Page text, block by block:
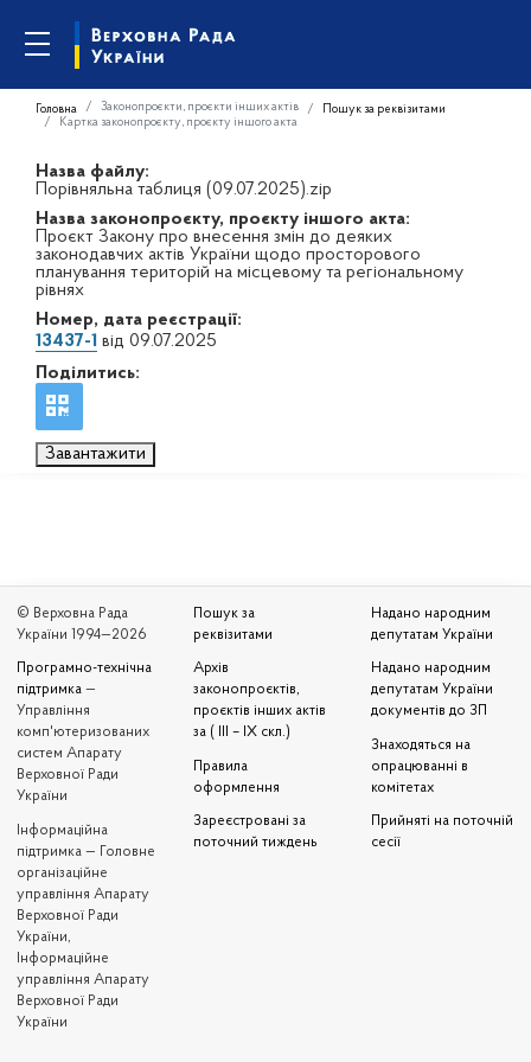
Головна Законопроєкти, проєкти інших актів
Пошук за реквізитами
Картка законопроєкту, проєкту іншого акта
Назва файлу:
Порівняльна таблиця (09.07.2025).zip
Назва законопроєкту, проєкту іншого акта:
Проєкт Закону про внесення змін до деяких
законодавчих актів України щодо просторового
планування територій на місцевому та регіональному
рівнях
Номер, дата реєстрації:
13437-1 від 09.07.2025
Поділитись:
Завантажити
© Верховна Рада
України 1994—2026
Програмно-технічна
підтримка —
Управління
комп'ютеризованих
систем Апарату
Верховної Ради
України
Iнформаційна
підтримка — Головне
організаційне
управління Апарату
Верховної Ради
України,
Інформаційне
управління Апарату
Верховної Ради
України
Пошук за
реквізитами
Архів
законопроєктів,
проєктів інших актів
за ( III – IX скл.)
Правила
оформлення
Зареєстровані за
поточний тиждень
Надано народним
депутатам України
Надано народним
депутатам України
документів до ЗП
Знаходяться на
опрацюванні в
комітетах
Прийняті на поточній
сесії